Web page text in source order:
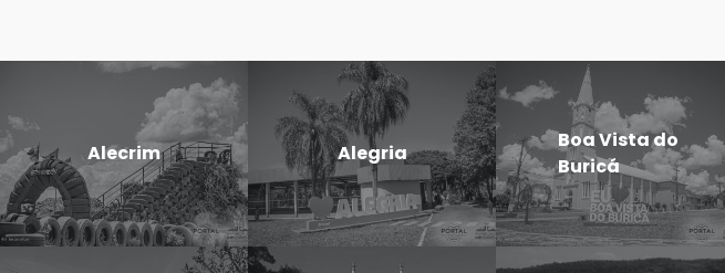
Alecrim Alegria
Boa Vista do
Buricá